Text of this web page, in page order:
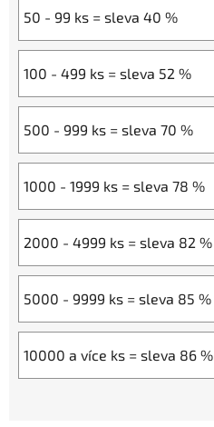
50 - 99 ks = sleva 40 %
100 - 499 ks = sleva 52 %
500 - 999 ks = sleva 70 %
1000 - 1999 ks = sleva 78 %
2000 - 4999 ks = sleva 82 %
5000 - 9999 ks = sleva 85 %
10000 a více ks = sleva 86 %